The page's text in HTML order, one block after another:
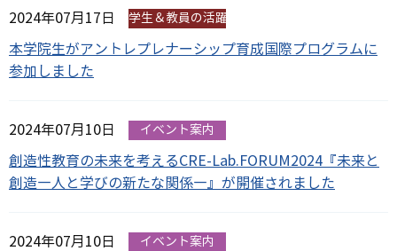
2024年07月17日 学生＆教員の活躍
本学院生がアントレプレナーシップ育成国際プログラムに
参加しました
2024年07月10日 イベント案内
創造性教育の未来を考えるCRE-Lab.FORUM2024『未来と
創造―人と学びの新たな関係―』が開催されました
2024年07月10日 イベント案内